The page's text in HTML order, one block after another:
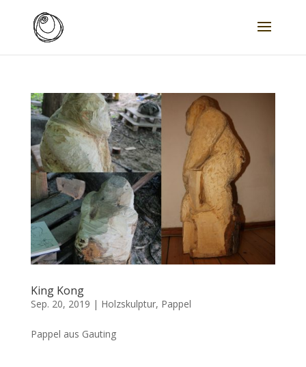
King Kong
Sep. 20, 2019 | Holzskulptur, Pappel
Pappel aus Gauting